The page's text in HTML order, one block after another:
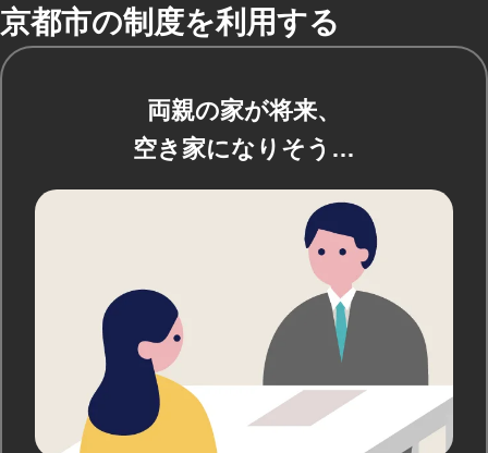
京都市の制度を利用する
両親の家が将来、
空き家になりそう…